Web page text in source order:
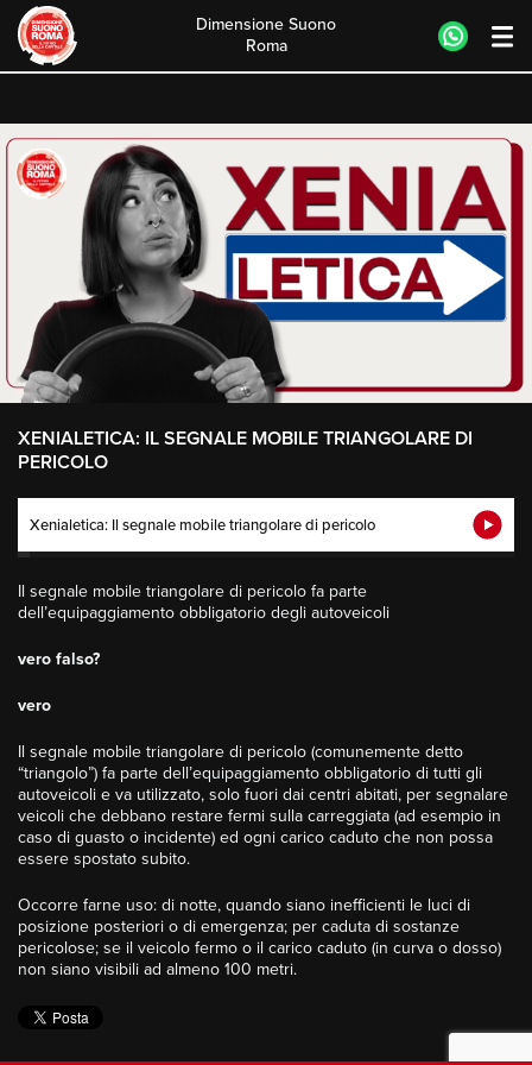
content
Dimensione Suono
Roma
XENIALETICA: IL SEGNALE MOBILE TRIANGOLARE DI
PERICOLO
Xenialetica: Il segnale mobile triangolare di pericolo
Il segnale mobile triangolare di pericolo fa parte
dell’equipaggiamento obbligatorio degli autoveicoli
vero falso?
vero
Il segnale mobile triangolare di pericolo (comunemente detto
“triangolo”) fa parte dell’equipaggiamento obbligatorio di tutti gli
autoveicoli e va utilizzato, solo fuori dai centri abitati, per segnalare
veicoli che debbano restare fermi sulla carreggiata (ad esempio in
caso di guasto o incidente) ed ogni carico caduto che non possa
essere spostato subito.
Occorre farne uso: di notte, quando siano inefficienti le luci di
posizione posteriori o di emergenza; per caduta di sostanze
pericolose; se il veicolo fermo o il carico caduto (in curva o dosso)
non siano visibili ad almeno 100 metri.